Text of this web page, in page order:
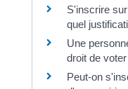
S'inscrire
quel
Une
droit de
Peut-on